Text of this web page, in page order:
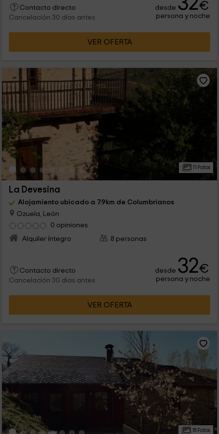
Contacto directo
Cancelación 30 días antes
desde €
persona y noche
VER OFERTA
11 Fotos
La Devesina
Alojamiento ubicado a 7.9km de Columbrianos
Ozuela, León
0 opiniones
Alquiler íntegro
8 personas
Contacto directo
Cancelación 30 días antes
desde 32€
persona y noche
VER OFERTA
15 Fotos